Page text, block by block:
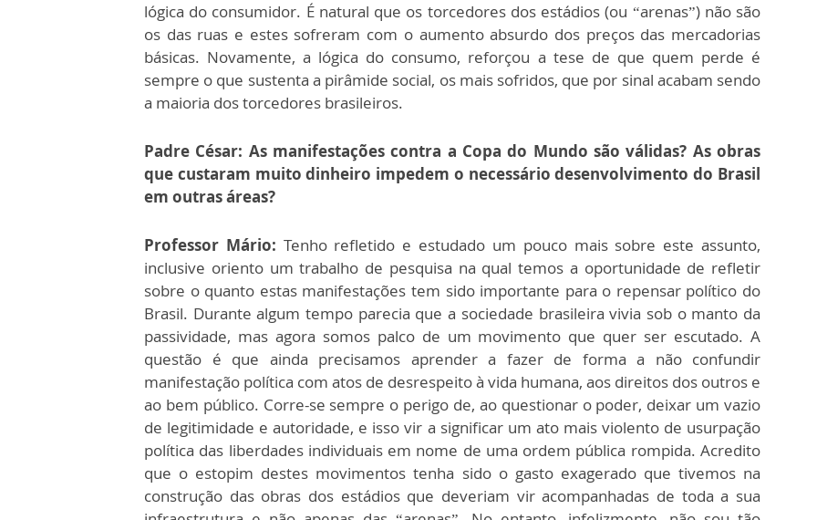
lógica do consumidor. É natural que os torcedores dos estádios (ou “arenas”) não são
os das ruas e estes sofreram com o aumento absurdo dos preços das mercadorias
básicas. Novamente, a lógica do consumo, reforçou a tese de que quem perde é
sempre o que sustenta a pirâmide social, os mais sofridos, que por sinal acabam sendo
a maioria dos torcedores brasileiros.
Padre César: As manifestações contra a Copa do Mundo são válidas? As obras
que custaram muito dinheiro impedem o necessário desenvolvimento do Brasil
em outras áreas?
Professor Mário: Tenho refletido e estudado um pouco mais sobre este assunto,
inclusive oriento um trabalho de pesquisa na qual temos a oportunidade de refletir
sobre o quanto estas manifestações tem sido importante para o repensar político do
Brasil. Durante algum tempo parecia que a sociedade brasileira vivia sob o manto da
passividade, mas agora somos palco de um movimento que quer ser escutado. A
questão é que ainda precisamos aprender a fazer de forma a não confundir
manifestação política com atos de desrespeito à vida humana, aos direitos dos outros e
ao bem público. Corre-se sempre o perigo de, ao questionar o poder, deixar um vazio
de legitimidade e autoridade, e isso vir a significar um ato mais violento de usurpação
política das liberdades individuais em nome de uma ordem pública rompida. Acredito
que o estopim destes movimentos tenha sido o gasto exagerado que tivemos na
construção das obras dos estádios que deveriam vir acompanhadas de toda a sua